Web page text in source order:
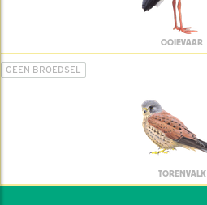
OOIEVAAR
GEEN BROEDSEL
TORENVALK